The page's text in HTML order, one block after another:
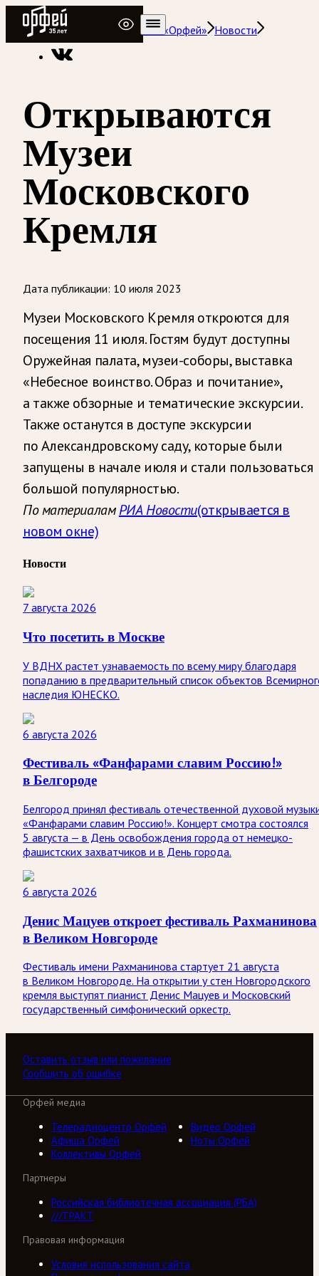
Радио Орфей
Радио классической музыки «Орфей» Новости
Открываются
Музеи
Московского
Кремля
Дата публикации: 10 июля 2023
Музеи Московского Кремля откроются для
посещения 11 июля. Гостям будут доступны
Оружейная палата, музеи-соборы, выставка
«Небесное воинство. Образ и почитание»,
а также обзорные и тематические экскурсии.
Также останутся в доступе экскурсии
по Александровскому саду, которые были
запущены в начале июля и стали пользоваться
большой популярностью.
По материаламРИА Новости(открывается в
новом окне)
Новости
7 августа 2026
Что посетить в Москве
У ВДНХ растет узнаваемость по всему миру благодаря
попаданию в предварительный список объектов
наследия ЮНЕСКО.
6 августа 2026
Фестиваль «Фанфарами славим Россию!»
в Белгороде
Белгород принял фестиваль отечественной духовой
«Фанфарами славим Россию!». Концерт смотра состоялся
5 августа — в День освобождения города от немецко-
фашистских захватчиков и в День города.
6 августа 2026
Денис Мацуев откроет фестиваль Рахманинова
в Великом Новгороде
Фестиваль имени Рахманинова стартует 21 августа
в Великом Новгороде. На открытии у стен Новгородского
кремля выступят пианист Денис Мацуев и Московский
государственный симфонический оркестр.
Оставить отзыв или пожелание
Сообщить об ошибке
Орфей медиа
Телерадиоцентр Орфей
Видео Орфей
Афиша Орфей
Ноты Орфей
Коллективы Орфей
Партнеры
Российская библиотечная ассоциация (РБА)
///ТРАКТ
Правовая информация
Условия использования сайта